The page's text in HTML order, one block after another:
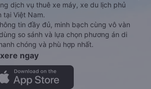
dịch vụ thuê xe máy, xe du lịch phủ
tại Việt Nam.
tin đầy đủ, minh bạch cùng vô vàn
so sánh và lựa chọn phương án di
chóng và phù hợp nhất.
ngay